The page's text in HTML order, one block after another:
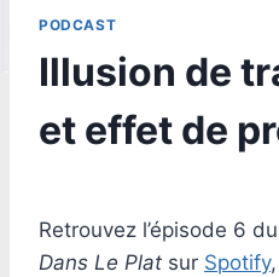
PODCAST
Illusion de
et effet de
Retrouvez l’épisode 6
Dans Le Plat sur Spotify,